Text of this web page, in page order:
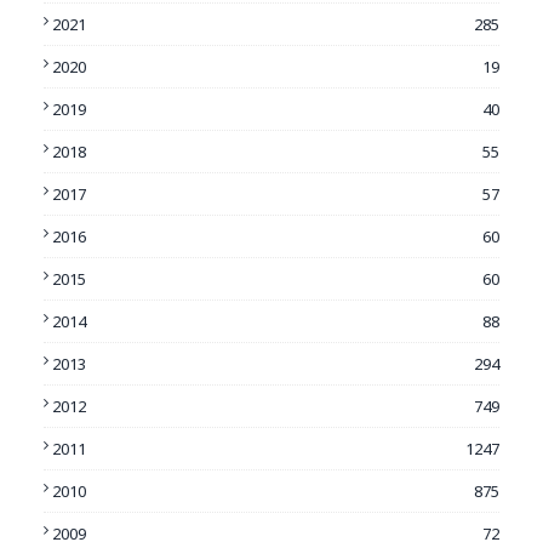
2021
285
2020
19
2019
40
2018
55
2017
57
2016
60
2015
60
2014
88
2013
294
2012
749
2011
1247
2010
875
2009
72